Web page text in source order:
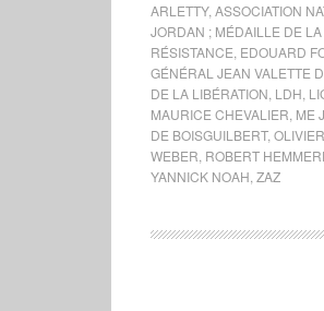
ARLETTY, ASSOCIATION
JORDAN ; MÉDAILLE DE
RÉSISTANCE EDOUARD
GÉNÉRAL JEAN VALETTE
DE LA LIBÉRATION LDH
MAURICE CHEVALIER ME
DE BOISGUILBERT,
WEBER ROBERT
YANNICK NOAH ZAZ